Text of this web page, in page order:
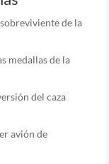
de la
medallas de la
del caza
avión de